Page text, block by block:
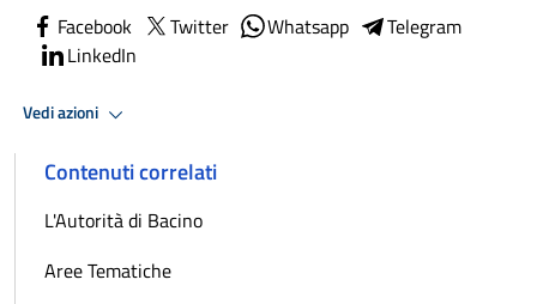
Facebook Twitter Whatsapp
Telegram
LinkedIn
Vedi azioni
Contenuti correlati
L'Autorità di Bacino
Aree Tematiche